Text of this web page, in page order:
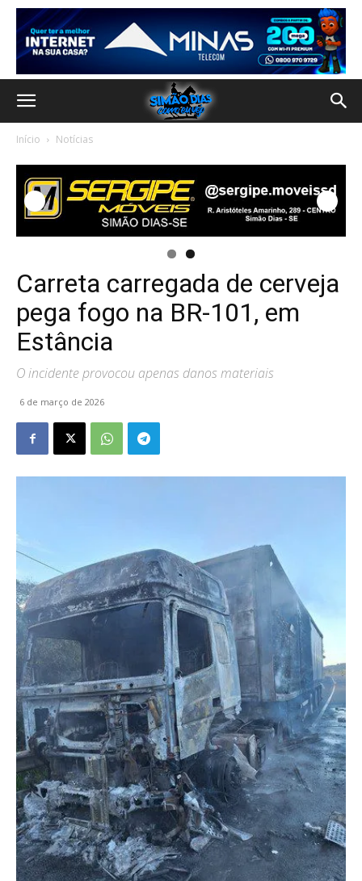
Início Notícias
Carreta carregada de cerveja
pega fogo na BR-101, em
Estância
O incidente provocou apenas danos materiais
6 de março de 2026